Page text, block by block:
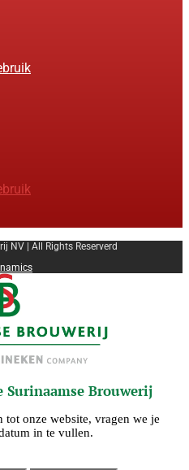
NV | All Rights Reserverd
Surinaamse Brouwerij
tot onze website, vragen we je
in te vullen.